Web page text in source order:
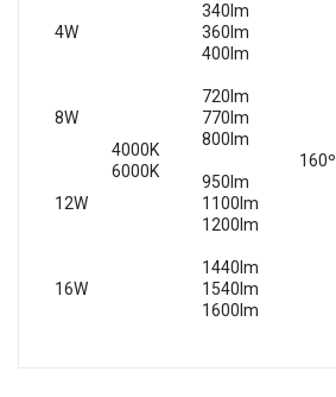
4W
4000K
6000K
340lm
360lm
400lm
160º
8W
720lm
770lm
800lm
12W
950lm
1100lm
1200lm
16W
1440lm
1540lm
1600lm